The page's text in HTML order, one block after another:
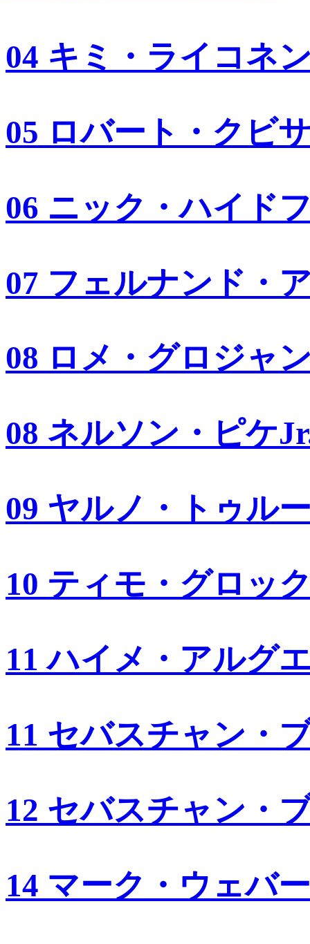
04 キミ・ライコネ
05 ロバート・クビ
06 ニック・ハイド
07 フェルナンド・
08 ロメ・グロジャ
08 ネルソン・ピケ
09 ヤルノ・トゥル
10 ティモ・グロッ
11 ハイメ・アルグ
11 セバスチャン・
12 セバスチャン・
14 マーク・ウェバー